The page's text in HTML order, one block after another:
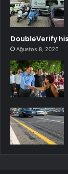
DoubleVerify
Ağustos 8, 2026